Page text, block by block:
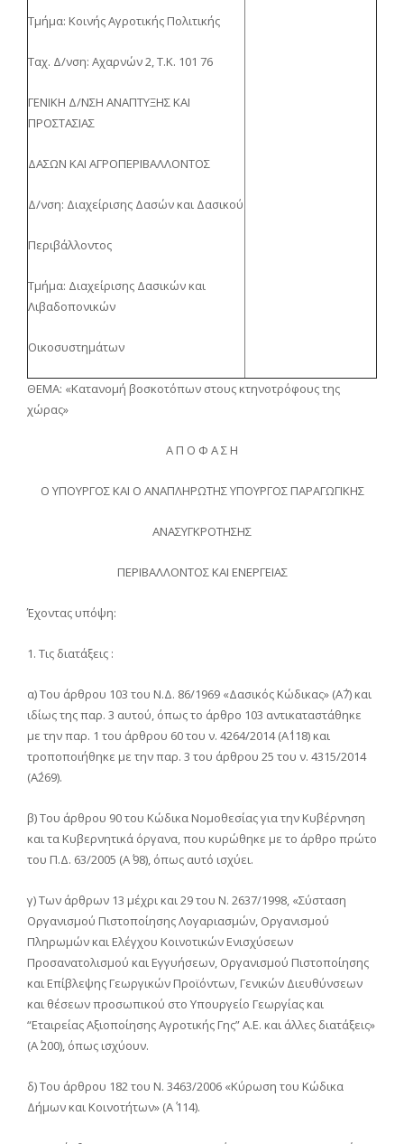
Τμήμα: Κοινής Αγροτικής Πολιτικής
Ταχ. Δ/νση: Αχαρνών 2, Τ.Κ. 101 76
ΓΕΝΙΚΗ Δ/ΝΣΗ ΑΝΑΠΤΥΞΗΣ ΚΑΙ
ΠΡΟΣΤΑΣΙΑΣ
ΔΑΣΩΝ ΚΑΙ ΑΓΡΟΠΕΡΙΒΑΛΛΟΝΤΟΣ
Δ/νση: Διαχείρισης Δασών και Δασικού
Περιβάλλοντος
Τμήμα: Διαχείρισης Δασικών και
Λιβαδοπονικών
Οικοσυστημάτων
ΘΕΜΑ: «Κατανομή βοσκοτόπων στους κτηνοτρόφους της
χώρας»
Α Π Ο Φ Α Σ Η
Ο ΥΠΟΥΡΓΟΣ ΚΑΙ Ο ΑΝΑΠΛΗΡΩΤΗΣ ΥΠΟΥΡΓΟΣ ΠΑΡΑΓΩΓΙΚΗΣ
ΑΝΑΣΥΓΚΡΟΤΗΣΗΣ
ΠΕΡΙΒΑΛΛΟΝΤΟΣ ΚΑΙ ΕΝΕΡΓΕΙΑΣ
Έχοντας υπόψη:
1. Τις διατάξεις :
α) Του άρθρου 103 του Ν.Δ. 86/1969 «Δασικός Κώδικας» (Α΄7) και
ιδίως της παρ. 3 αυτού, όπως το άρθρο 103 αντικαταστάθηκε
με την παρ. 1 του άρθρου 60 του ν. 4264/2014 (Α΄118) και
τροποποιήθηκε με την παρ. 3 του άρθρου 25 του ν. 4315/2014
(Α΄269).
β) Του άρθρου 90 του Κώδικα Νομοθεσίας για την Κυβέρνηση
και τα Κυβερνητικά όργανα, που κυρώθηκε με το άρθρο πρώτο
του Π.Δ. 63/2005 (Α΄ 98), όπως αυτό ισχύει.
γ) Των άρθρων 13 μέχρι και 29 του Ν. 2637/1998, «Σύσταση
Οργανισμού Πιστοποίησης Λογαριασμών, Οργανισμού
Πληρωμών και Ελέγχου Κοινοτικών Ενισχύσεων
Προσανατολισμού και Εγγυήσεων, Οργανισμού Πιστοποίησης
και Επίβλεψης Γεωργικών Προϊόντων, Γενικών Διευθύνσεων
και θέσεων προσωπικού στο Υπουργείο Γεωργίας και
“Εταιρείας Αξιοποίησης Αγροτικής Γης” Α.Ε. και άλλες διατάξεις»
(Α΄ 200), όπως ισχύουν.
δ) Του άρθρου 182 του Ν. 3463/2006 «Κύρωση του Κώδικα
Δήμων και Κοινοτήτων» (Α΄ 114).